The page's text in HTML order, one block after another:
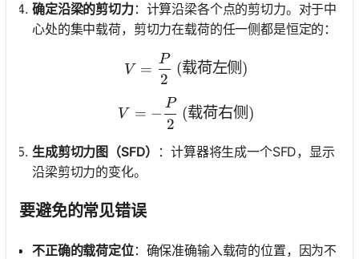
确定沿梁的剪切力：计算沿梁各个点的剪切力。对于中
心处的集中载荷，剪切力在载荷的任一侧都是恒定的：
V = \frac{P}{2} \text{ (
V =
2
P
(载荷左侧)
V = -\frac{P}{2} \text{ (
V = −
2
P
(载荷右侧 )
生成剪切力图（SFD）
：计算器将生成一个SFD，显示
沿梁剪切力的变化。
要避免的常见错误
不正确的载荷定位：确保准确输入载荷的位置，因为不